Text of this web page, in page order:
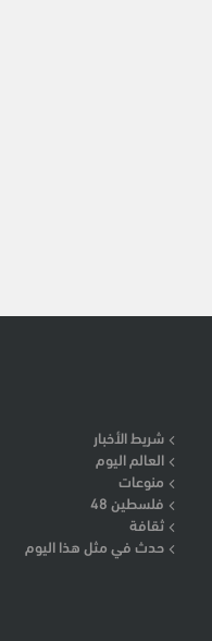
شريط الأخبار
العالم اليوم
منوعات
فلسطين 48
ثقافة
حدث في مثل هذا اليوم